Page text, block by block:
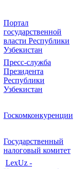
Портал
государственной
власти Республики
Узбекистан
Пресс-служба
Президента
Республики
Узбекистан
Госкомконкуренции
Государственный
налоговый комитет
LexUz -